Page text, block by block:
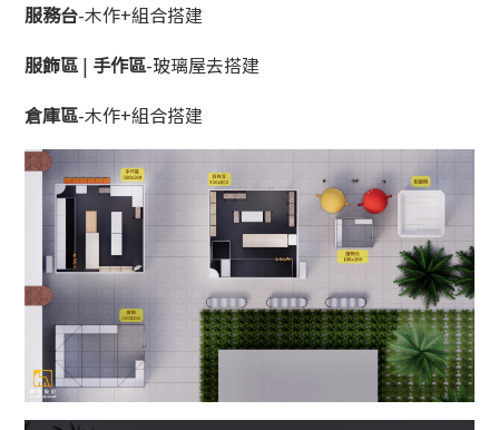
服務台-木作+組合搭建
服飾區 | 手作區-玻璃屋去搭建
倉庫區-木作+組合搭建